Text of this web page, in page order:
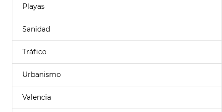
Playas
Sanidad
Tráfico
Urbanismo
Valencia